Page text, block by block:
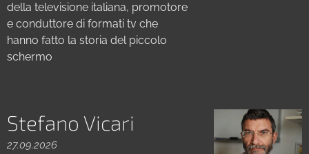
della televisione italiana, promotore
e conduttore di formati tv che
hanno fatto la storia del piccolo
schermo
Stefano Vicari
27.09.2026